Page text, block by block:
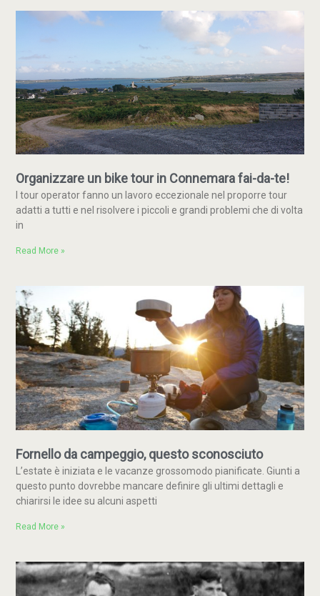
Organizzare un bike tour in Connemara fai-da-te!
I tour operator fanno un lavoro eccezionale nel proporre tour
adatti a tutti e nel risolvere i piccoli e grandi problemi che di volta
in
Read More »
Fornello da campeggio, questo sconosciuto
L’estate è iniziata e le vacanze grossomodo pianificate. Giunti a
questo punto dovrebbe mancare definire gli ultimi dettagli e
chiarirsi le idee su alcuni aspetti
Read More »